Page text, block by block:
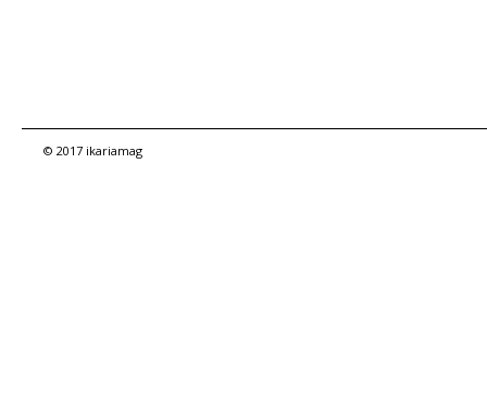
© 2017 ikariamag